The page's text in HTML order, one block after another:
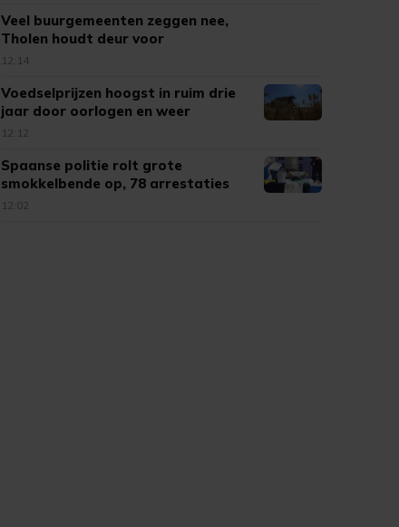
Veel buurgemeenten zeggen nee,
Tholen houdt deur voor
vuurwerkshows open
12:14
Voedselprijzen hoogst in ruim drie
jaar door oorlogen en weer
12:12
Spaanse politie rolt grote
smokkelbende op, 78 arrestaties
12:02